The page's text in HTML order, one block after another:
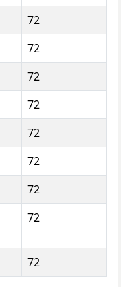
72
72
72
72
72
72
72
72
72